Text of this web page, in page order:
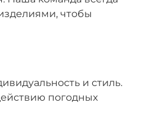
чтобы
и стиль.
погодных